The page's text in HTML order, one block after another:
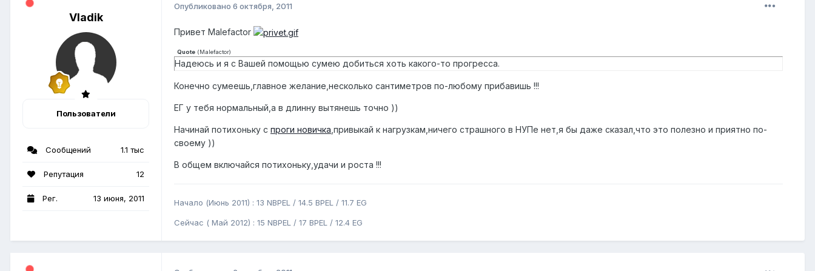
Vladik
Пользователи
Сообщений 1.1 тыс
Репутация 12
Рег. 13 июня, 2011
Опубликовано 6 октября, 2011
Привет Malefactor
Quote (Malefactor)
Надеюсь и я с Вашей помощью сумею добиться хоть какого-то прогресса.
Конечно сумеешь,главное желание,несколько сантиметров по-любому прибавишь !!!
ЕГ у тебя нормальный,а в длинну вытянешь точно ))
Начинай потихоньку с проги новичка ,привыкай к нагрузкам,ничего страшного в НУПе нет,я бы даже сказал,что это полезно и приятно по-
своему ))
В общем включайся потихоньку,удачи и роста !!!
Начало (Июнь 2011) : 13 NBPEL / 14.5 BPEL / 11.7 EG
Сейчас ( Май 2012) : 15 NBPEL / 17 BPEL / 12.4 EG